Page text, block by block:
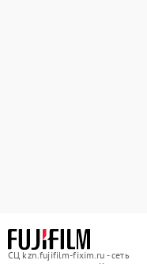
СЦ kzn.fujifilm-fixim.ru - сеть